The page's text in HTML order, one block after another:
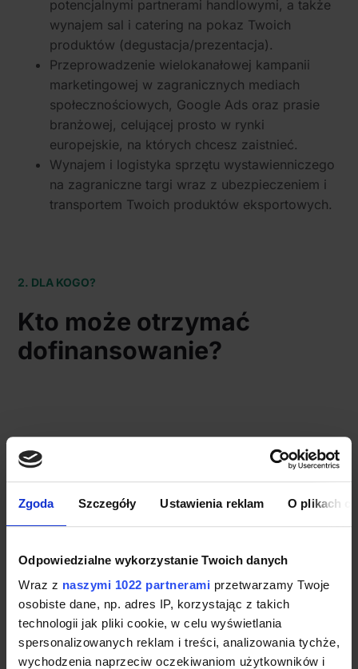
Zgoda Szczegóły Ustawienia reklam O plikach
Odpowiedzialne wykorzystanie Twoich danych
Wraz z naszymi 1022 partnerami przetwarzamy Twoje
osobiste dane, np. adres IP, korzystając z takich
technologii jak pliki cookie, w celu wyświetlania
spersonalizowanych reklam i treści, analizowania tychże,
wychodzenia naprzeciw oczekiwaniom użytkowników i
potencjalnymi partnerami handlowymi, a także
wynajem sal i catering na pokaz Twoich
produktów (degustacja/prezentacja).
Przeprowadzenie wielokanałowej kampanii
marketingowej w zagranicznych mediach
społecznościowych, Google Ads oraz prasie
branżowej, celującej prosto w rynki
europejskie, na których chcesz zaistnieć.
Wynajem i logistyka sprzętu wystawienniczego
na zagraniczne targi wraz z ubezpieczeniem i
transportem Twoich produktów eksportowych.
2. DLA KOGO?
Kto może otrzymać
dofinansowanie?